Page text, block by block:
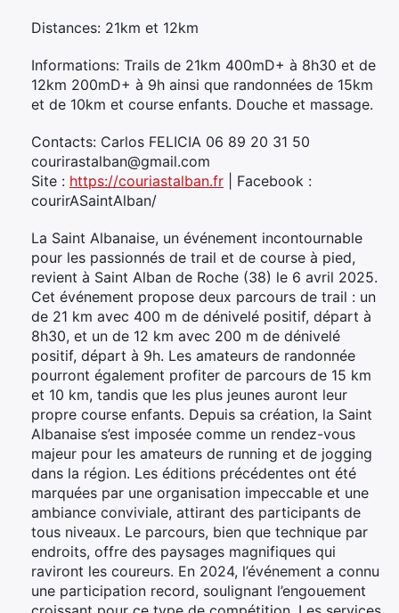
Distances: 21km et 12km
Informations: Trails de 21km 400mD+ à 8h30 et de
12km 200mD+ à 9h ainsi que randonnées de 15km
et de 10km et course enfants. Douche et massage.
Contacts: Carlos FELICIA 06 89 20 31 50
courirastalban@gmail.com
Site : https://couriastalban.fr | Facebook :
courirASaintAlban/
La Saint Albanaise, un événement incontournable
pour les passionnés de trail et de course à pied,
revient à Saint Alban de Roche (38) le 6 avril 2025.
Cet événement propose deux parcours de trail : un
de 21 km avec 400 m de dénivelé positif, départ à
8h30, et un de 12 km avec 200 m de dénivelé
positif, départ à 9h. Les amateurs de randonnée
pourront également profiter de parcours de 15 km
et 10 km, tandis que les plus jeunes auront leur
propre course enfants. Depuis sa création, la Saint
Albanaise s’est imposée comme un rendez-vous
majeur pour les amateurs de running et de jogging
dans la région. Les éditions précédentes ont été
marquées par une organisation impeccable et une
ambiance conviviale, attirant des participants de
tous niveaux. Le parcours, bien que technique par
endroits, offre des paysages magnifiques qui
raviront les coureurs. En 2024, l’événement a connu
une participation record, soulignant l’engouement